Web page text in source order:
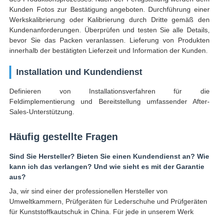
Kunden Fotos zur Bestätigung angeboten. Durchführung einer
Werkskalibrierung oder Kalibrierung durch Dritte gemäß den
Kundenanforderungen. Überprüfen und testen Sie alle Details,
bevor Sie das Packen veranlassen. Lieferung von Produkten
innerhalb der bestätigten Lieferzeit und Information der Kunden.
Installation und Kundendienst
Definieren von Installationsverfahren für die
Feldimplementierung und Bereitstellung umfassender After-
Sales-Unterstützung.
Häufig gestellte Fragen
Sind Sie Hersteller? Bieten Sie einen Kundendienst an? Wie
kann ich das verlangen? Und wie sieht es mit der Garantie
aus?
Ja, wir sind einer der professionellen Hersteller von
Umweltkammern, Prüfgeräten für Lederschuhe und Prüfgeräten
für Kunststoffkautschuk in China. Für jede in unserem Werk